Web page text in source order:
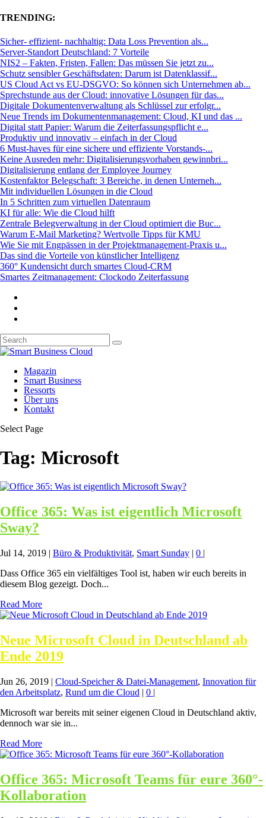
TRENDING:
Sicher- effizient- nachhaltig: Data Loss Prevention als...
Server-Standort Deutschland: 7 Vorteile
NIS2 – Fakten, Fristen, Fallen: Das müssen Sie jetzt zu...
Schutz sensibler Geschäftsdaten: Darum ist Datenklassif...
US Cloud Act vs EU-DSGVO: So können sich Unternehmen ab...
Sprechstunde aus der Cloud: innovative Lösungen für das...
Digitale Dokumentenverwaltung als Schlüssel zur erfolgr...
Neue Trends im Dokumentenmanagement: Cloud, KI und das ...
Digital statt Papier: Warum die Zeiterfassungspflicht e...
Produktiv und innovativ – einfach in der Cloud
6 Must-haves für eine sichere und effiziente Vorstands-...
Keine Ausreden mehr: Digitalisierungsvorhaben gewinnbri...
Digitalisierung entlang der Employee Journey
Kostenfaktor Belegschaft: 3 Bereiche, in denen Unterneh...
Mit individuellen Lösungen in die Cloud
In 5 Schritten zum virtuellen Datenraum
KI für alle: Wie die Cloud hilft
Zentrale Belegverwaltung in der Cloud optimiert die Buc...
Warum E-Mail Marketing? Wertvolle Tipps für KMU
Wie Sie mit Engpässen in der Projektmanagement-Praxis u...
Das sind die Vorteile von künstlicher Intelligenz
360° Kundensicht durch smartes Cloud-CRM
Smartes Zeitmanagement: Clockodo Zeiterfassung
Magazin
Smart Business
Ressorts
Über uns
Kontakt
Select Page
Tag: Microsoft
Office 365: Was ist eigentlich Microsoft
Sway?
Jul 14, 2019 | Büro & Produktivität, Smart Sunday | 0 |
Dass Office 365 ein vielfältiges Tool ist, haben wir euch bereits in
diesem Blog gezeigt. Doch...
Read More
Neue Microsoft Cloud in Deutschland ab
Ende 2019
Jun 26, 2019 | Cloud-Speicher & Datei-Management, Innovation für
den Arbeitsplatz, Rund um die Cloud | 0 |
Microsoft war bereits mit seiner eigenen Cloud in Deutschland aktiv,
dennoch war sie in...
Read More
Office 365: Microsoft Teams für eure 360°-
Kollaboration